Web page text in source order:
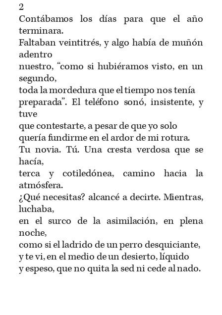
2
Contábamos los días para que el año
terminara.
Faltaban veintitrés, y algo había de muñón
adentro
nuestro, “como si hubiéramos visto, en un
segundo,
toda la mordedura que el tiempo nos tenía
preparada”. El teléfono sonó, insistente, y
tuve
que contestarte, a pesar de que yo solo
quería fundirme en el ardor de mi rotura.
Tu novia. Tú. Una cresta verdosa que se
hacía,
terca y cotiledónea, camino hacia la
atmósfera.
¿Qué necesitas? alcancé a decirte. Mientras,
luchaba,
en el surco de la asimilación, en plena
noche,
como si el ladrido de un perro desquiciante,
y te vi, en el medio de un desierto, líquido
y espeso, que no quita la sed ni cede al nado.